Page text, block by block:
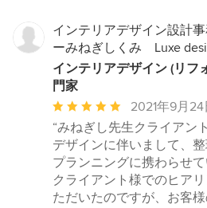
インテリアデザイン設計
ーみねぎしくみ Luxe
インテリアデザイン (リフ
門家
平
均
評
価：
5
つ
2021年9月24
“みねぎし先生クライアン
デザインに伴いまして、
プランニングに携わらせ
クライアント様でのヒア
ただいたのですが、お客